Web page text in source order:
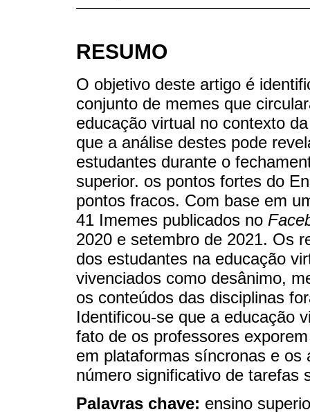
RESUMO
O objetivo deste artigo é
conjunto de memes que
educação virtual no contexto
que a análise destes pode
estudantes durante o
superior. os pontos fortes do
pontos fracos. Com base em
41 Imemes publicados no
2020 e setembro de 2021. Os
dos estudantes na educação
vivenciados como desânimo,
os conteúdos das disciplinas
Identificou-se que a educação
fato de os professores
em plataformas síncronas e os
número significativo de tarefas
Palavras chave: ensino